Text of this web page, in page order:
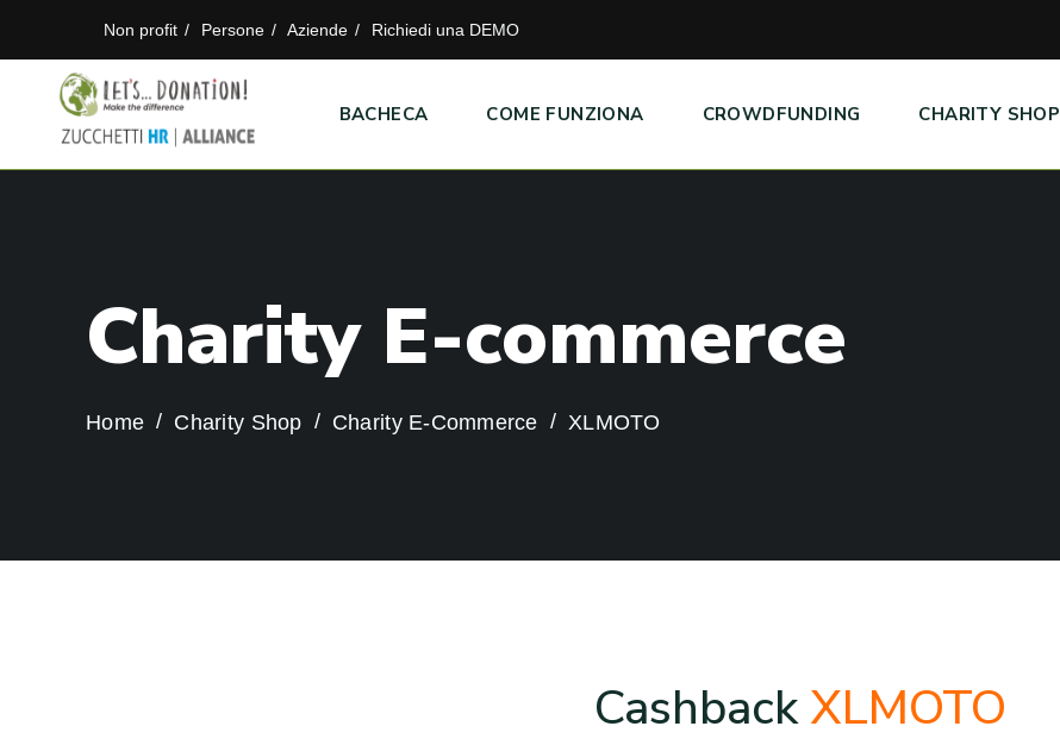
Non profit Persone Aziende Richiedi una DEMO
BACHECA COME FUNZIONA CROWDFUNDING CHARITY SHOP
Charity E-commerce
Home Charity Shop Charity E-Commerce XLMOTO
CashbackXLMOTO